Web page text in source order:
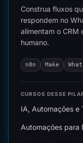
Construa fluxos
respondem no
alimentam o
humano.
n8n Make
CURSOS DESSE
IA, Automações e
Automações para